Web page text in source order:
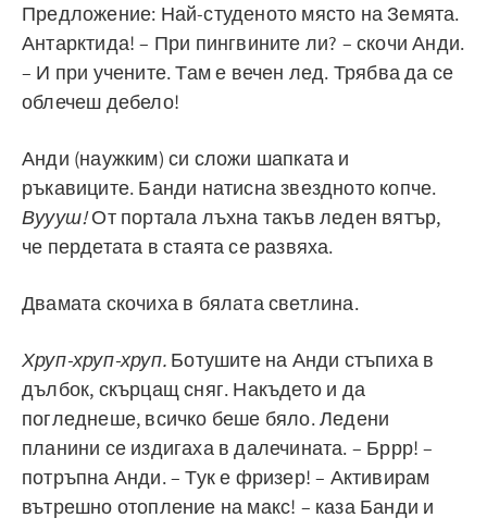
Предложение: Най-студеното място на Земята.
Антарктида! – При пингвините ли? – скочи Анди.
– И при учените. Там е вечен лед. Трябва да се
облечеш дебело!
Анди (наужким) си сложи шапката и
ръкавиците. Банди натисна звездното копче.
Вуууш!От портала лъхна такъв леден вятър,
че пердетата в стаята се развяха.
Двамата скочиха в бялата светлина.
Хруп-хруп-хруп. Ботушите на Анди стъпиха в
дълбок, скърцащ сняг. Накъдето и да
погледнеше, всичко беше бяло. Ледени
планини се издигаха в далечината. – Бррр! –
потръпна Анди. – Тук е фризер! – Активирам
вътрешно отопление на макс! – каза Банди и